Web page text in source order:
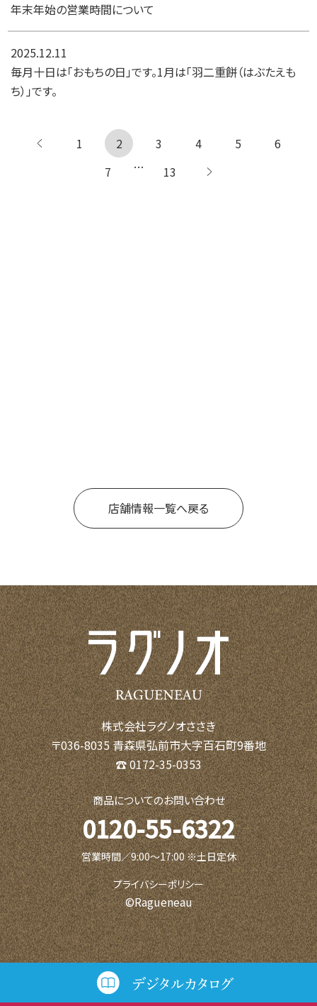
年末年始の営業時間について
2025.12.11
毎月十日は「おもちの日」です。1月は「羽二重餅（はぶたえも
ち）」です。
← 前へ
1 2 3 4 5
6
7
… 13
店舗情報一覧へ戻る
株式会社ラグノオささき
〒036-8035 青森県弘前市大字百石町9番地
☎ 0172-35-0353
商品についてのお問い合わせ
0120-55-6322
営業時間／9:00〜17:00 ※土日定休
プライバシーポリシー
©Ragueneau